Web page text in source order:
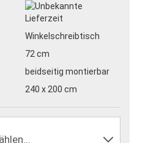
Winkelschreibtisch
72 cm
beidseitig montierbar
240 x 200 cm